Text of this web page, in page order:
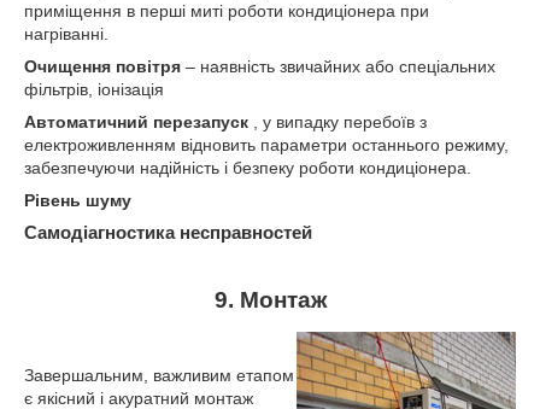
приміщення в перші миті роботи кондиціонера при
нагріванні.
Очищення повітря – наявність звичайних або спеціальних
фільтрів, іонізація
Автоматичний перезапуск , у випадку перебоїв з
електроживленням відновить параметри останнього режиму,
забезпечуючи надійність і безпеку роботи кондиціонера.
Рівень шуму
Самодіагностика несправностей
9. Монтаж
Завершальним, важливим етапом
є якісний і акуратний монтаж